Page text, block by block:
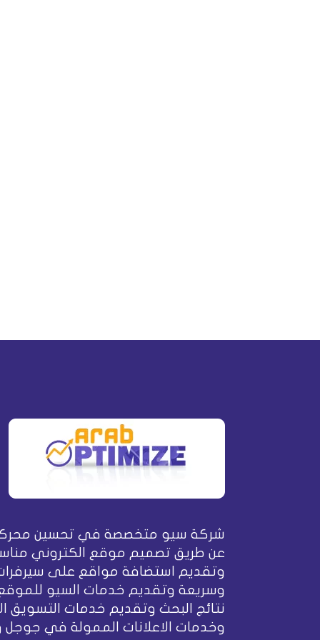
شركة سيو متخصصة في تحسين
عن طريق تصميم موقع الكتروني
وتقديم استضافة مواقع على
وسريعة وتقديم خدمات السيو
نتائج البحث وتقديم خدمات التسويق
وخدمات الاعلانات الممولة في جوجل